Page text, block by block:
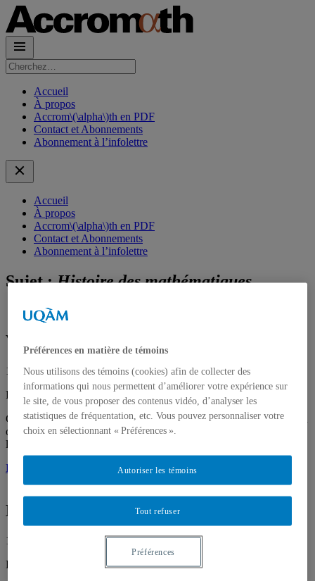
Rechercher :
Accueil
À propos
Accrom\(\alpha\)th en PDF
Contact et Abonnements
Abonnement à l’infolettre
Accueil
À propos
Accrom\(\alpha\)th en PDF
Contact et Abonnements
Abonnement à l’infolettre
Sujet :Histoire des mathématiques
Vers l’infini et plus loin encore
11 février 2025
Par André Ross
Grâce aux travaux de Georg Cantor (1845-1918), l’infini est devenu
objet d’études mathématiques. Pour acquérir définitivement ses
lettres de noblesse…
Lire plus
Les quatre éléments d’Empédocle
11 octobre 2024
Par
Préférences en matière de témoins
Nous utilisons des témoins (cookies) afin de collecter des
informations qui nous permettent d’améliorer votre expérience sur
le site, de vous proposer des contenus vidéo, d’analyser les
statistiques de fréquentation, etc. Vous pouvez personnaliser votre
choix en sélectionnant « Préférences ».
Tout refuser
Autoriser les témoins
Préférences